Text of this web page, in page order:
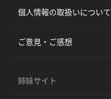
個人情報の取扱いについて
ご意見・ご感想
姉妹サイト